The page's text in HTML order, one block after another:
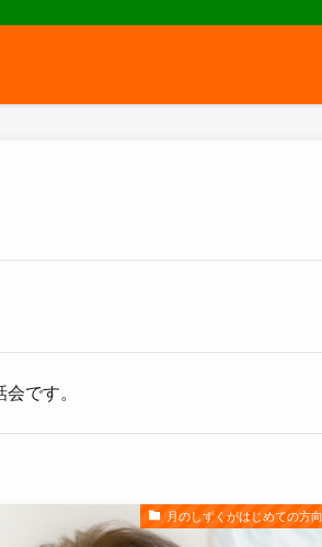
です。
月のしずくがはじめての方